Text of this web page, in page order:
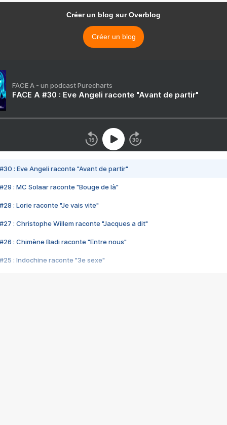
Créer un blog sur Overblog
Créer un blog
FACE A - un podcast Purecharts
FACE A #30 : Eve Angeli raconte "Avant de partir"
#30 : Eve Angeli raconte "Avant de partir"
#29 : MC Solaar raconte "Bouge de là"
#28 : Lorie raconte "Je vais vite"
#27 : Christophe Willem raconte "Jacques a dit"
#26 : Chimène Badi raconte "Entre nous"
#25 : Indochine raconte "3e sexe"